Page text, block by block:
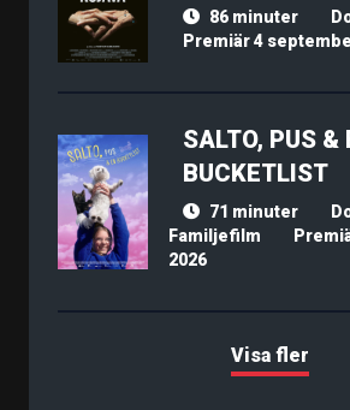
86 minuter
Premiär 4
SALTO, PUS &
BUCKETLIST
71 minuter
Familjefilm
2026
Visa fler